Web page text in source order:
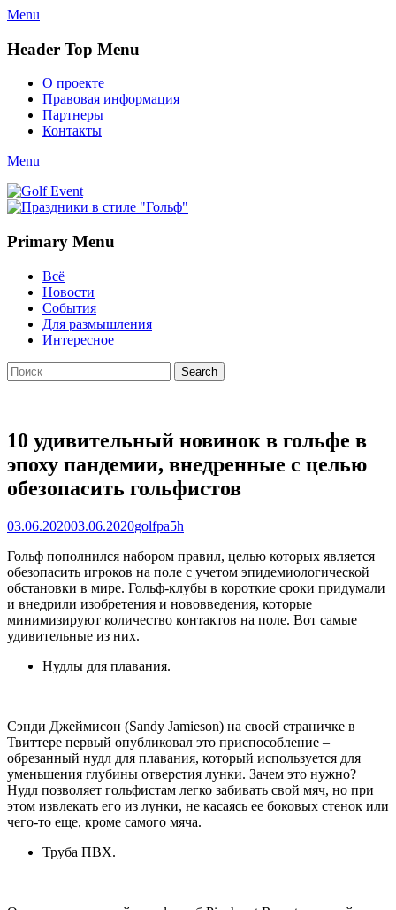
Menu
Header Top Menu
Skip
content
О проекте
Правовая информация
Партнеры
Контакты
Twitter
Email
YouTube
Website
Link
Menu
Golf Event
СМИ о гольфе, гольф-события, новости гольфа. Russian golf
Primary Menu
Skip
content
Всё
Новости
События
Для размышления
Интересное
Search
Search
for:
10 удивительный новинок в гольфе в
эпоху пандемии, внедренные с целью
обезопасить гольфистов
Posted
03.06.202003.06.2020Author
golfpa5h
Гольф пополнился набором правил, целью которых является
обезопасить игроков на поле с учетом эпидемиологической
обстановки в мире. Гольф-клубы в короткие сроки придумали
и внедрили изобретения и нововведения, которые
минимизируют количество контактов на поле. Вот самые
удивительные из них.
Нудлы для плавания.
Сэнди Джеймисон (Sandy Jamieson) на своей страничке в
Твиттере первый опубликовал это приспособление –
обрезанный нудл для плавания, который используется для
уменьшения глубины отверстия лунки. Зачем это нужно?
Нудл позволяет гольфистам легко забивать свой мяч, но при
этом извлекать его из лунки, не касаясь ее боковых стенок или
чего-то еще, кроме самого мяча.
Труба ПВХ.